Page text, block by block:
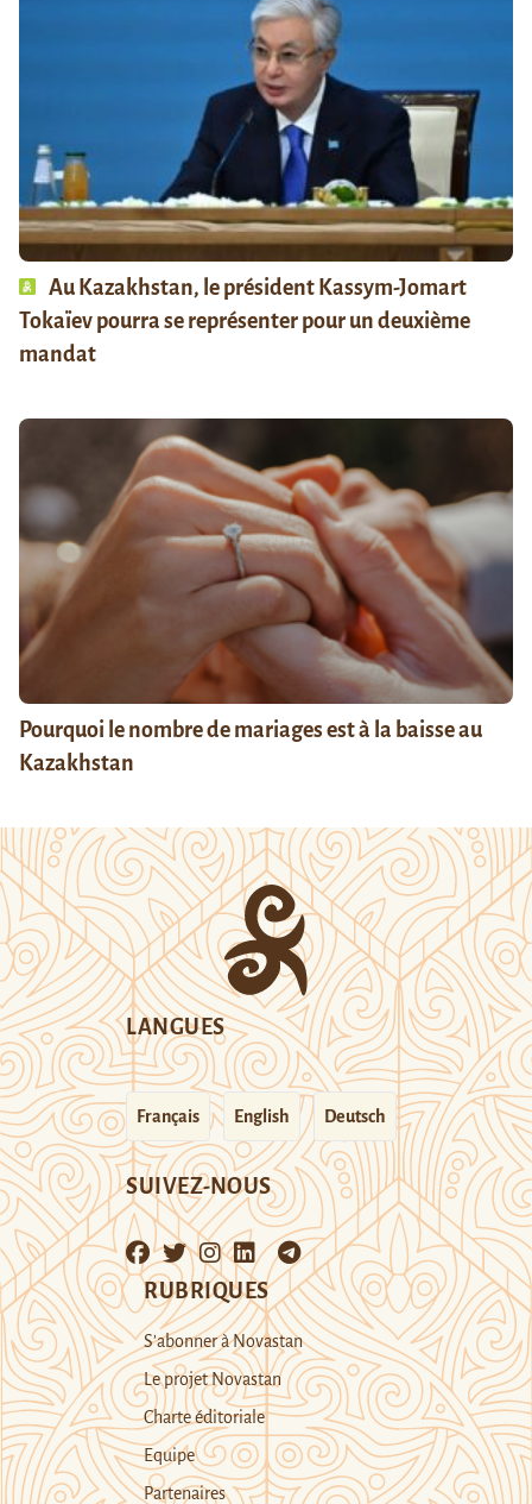
Au Kazakhstan, le président Kassym-Jomart
Tokaïev pourra se représenter pour un deuxième
mandat
Pourquoi le nombre de mariages est à la baisse au
Kazakhstan
LANGUES
Français English Deutsch
SUIVEZ-NOUS
RUBRIQUES
S’abonner à Novastan
Le projet Novastan
Charte éditoriale
Equipe
Partenaires